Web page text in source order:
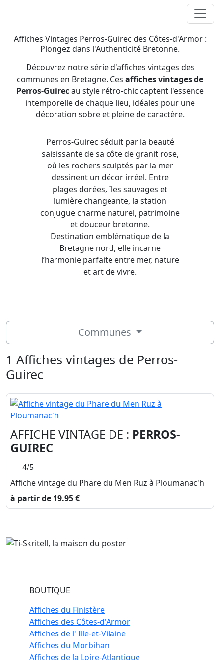
Affiches Vintages Perros-Guirec des Côtes-d'Armor :
Plongez dans l'Authenticité Bretonne.
Découvrez notre série d'affiches vintages des
communes en Bretagne. Ces affiches vintages de
Perros-Guirecau style rétro-chic captent l'essence
intemporelle de chaque lieu, idéales pour une
décoration sobre et pleine de caractère.
Perros-Guirec séduit par la beauté
saisissante de sa côte de granit rose,
où les rochers sculptés par la mer
dessinent un décor irréel. Entre
plages dorées, îles sauvages et
lumière changeante, la station
conjugue charme naturel, patrimoine
et douceur bretonne.
Destination emblématique de la
Bretagne nord, elle incarne
l’harmonie parfaite entre mer, nature
et art de vivre.
Communes
1 Affiches vintages de Perros-
Guirec
AFFICHE VINTAGE DE : PERROS-
GUIREC
4/5
Affiche vintage du Phare du Men Ruz à Ploumanac'h
à partir de 19.95 €
BOUTIQUE
Affiches du Finistère
Affiches des Côtes-d'Armor
Affiches de l' Ille-et-Vilaine
Affiches du Morbihan
Affiches de la Loire-Atlantique